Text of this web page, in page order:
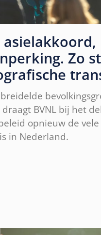
Zo
draagt BVNL bij het
opnieuw de
in Nederland.